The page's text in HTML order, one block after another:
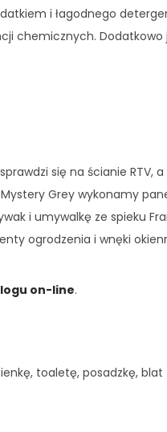
i łagodnego
chemicznych.
się na ścianie RTV,
Mystery Grey wykonamy
i umywalkę ze spieku
ogrodzenia i wnęki
on-line.
toaletę, posadzkę,